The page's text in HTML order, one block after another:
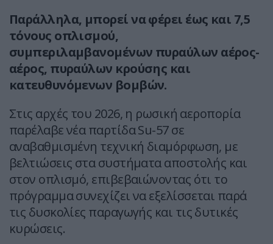
Παράλληλα, μπορεί να φέρει έως και 7,5
τόνους οπλισμού,
συμπεριλαμβανομένων πυραύλων αέρος-
αέρος, πυραύλων κρούσης και
κατευθυνόμενων βομβών.
Στις αρχές του 2026, η ρωσική αεροπορία
παρέλαβε νέα παρτίδα Su-57 σε
αναβαθμισμένη τεχνική διαμόρφωση, με
βελτιώσεις στα συστήματα αποστολής και
στον οπλισμό, επιβεβαιώνοντας ότι το
πρόγραμμα συνεχίζει να εξελίσσεται παρά
τις δυσκολίες παραγωγής και τις δυτικές
κυρώσεις.